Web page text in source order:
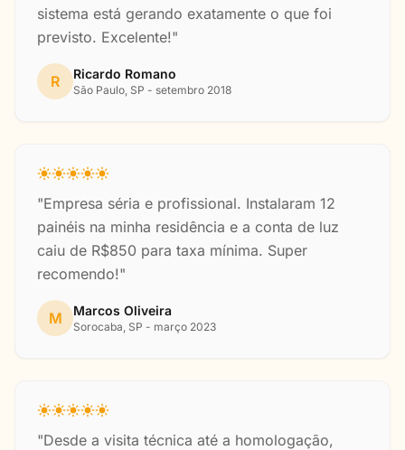
sistema está gerando exatamente o que foi
previsto. Excelente!"
R Ricardo Romano
São Paulo, SP - setembro 2018
"Empresa séria e profissional. Instalaram 12
painéis na minha residência e a conta de luz
caiu de R$850 para taxa mínima. Super
recomendo!"
M Marcos Oliveira
Sorocaba, SP - março 2023
"Desde a visita técnica até a homologação,